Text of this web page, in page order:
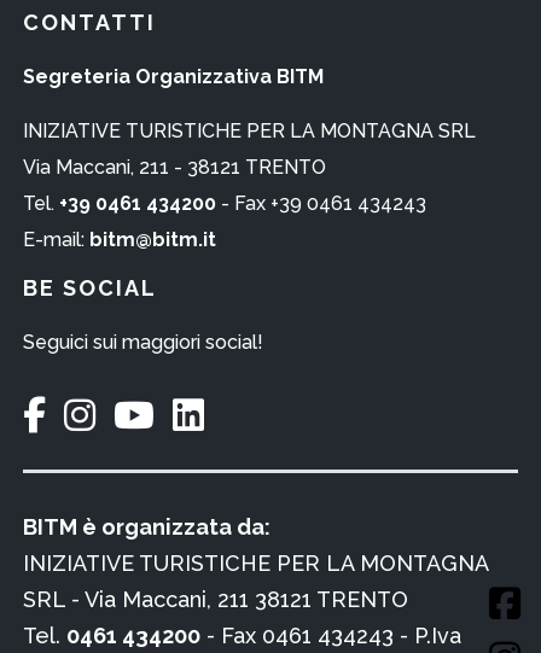
BE SOCIAL
Seguici sui maggiori social!
CONTATTI
Segreteria Organizzativa BITM
INIZIATIVE TURISTICHE PER LA MONTAGNA SRL
Via Maccani, 211 - 38121 TRENTO
Tel. +39 0461 434200- Fax +39 0461 434243
E-mail: bitm@bitm.it
BITM è organizzata da:
INIZIATIVE TURISTICHE PER LA MONTAGNA
SRL - Via Maccani, 211 38121 TRENTO
Tel. 0461 434200- Fax 0461 434243 - P.Iva